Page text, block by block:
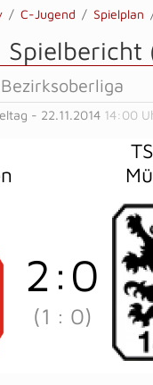
C-Jugend Spielplan
Spielbericht
Bezirksoberliga
- 22.11.2014 14:00
2 : 0
(1 : 0)